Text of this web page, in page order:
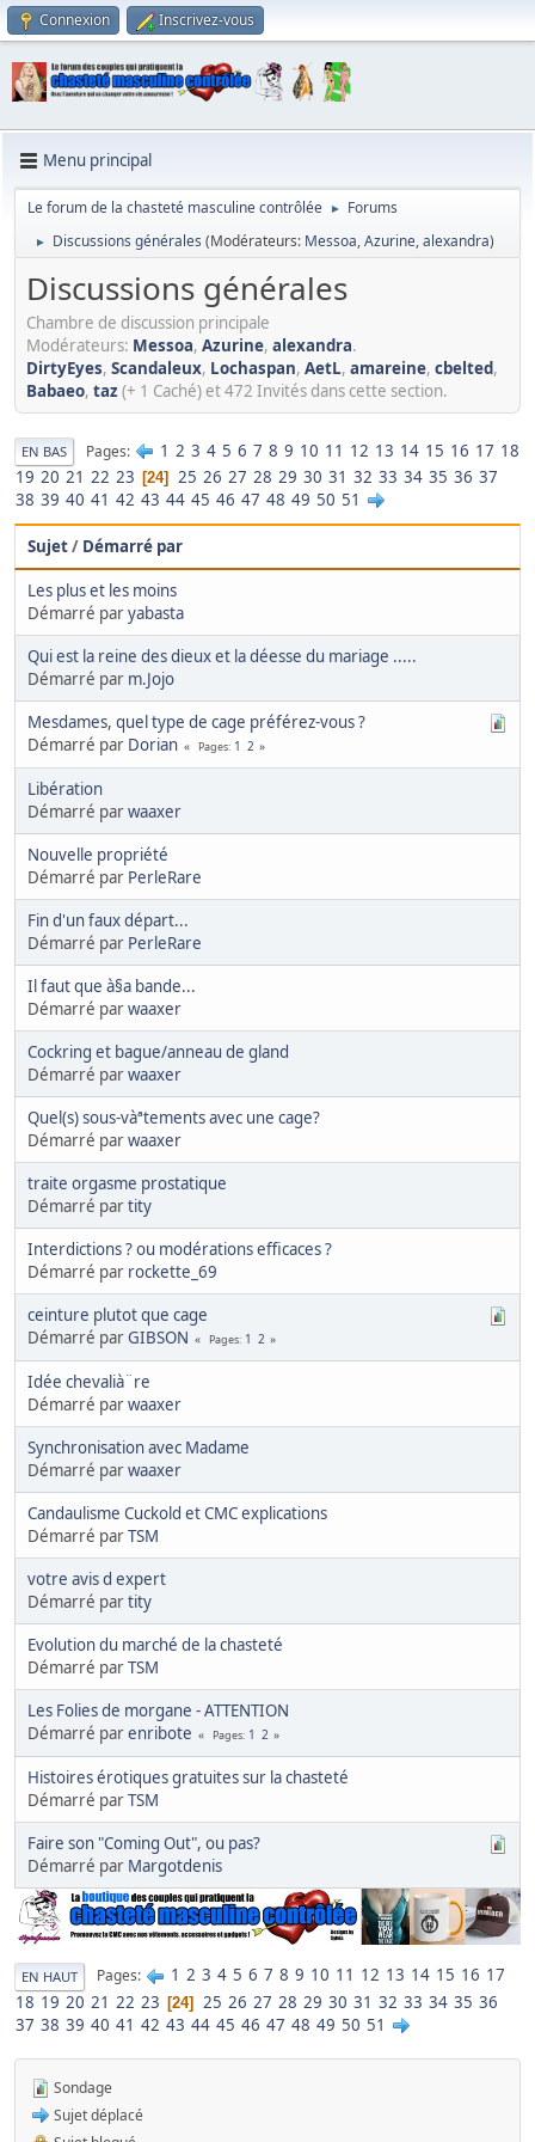
Connexion Inscrivez-vous
Menu principal
Le forum de la chasteté masculine contrôlée ► Forums
► Discussions générales (Modérateurs: Messoa,Azurine,alexandra)
Discussions générales
Chambre de discussion principale
Modérateurs: Messoa, Azurine, alexandra.
DirtyEyes, Scandaleux, Lochaspan, AetL, amareine, cbelted,
Babaeo, taz (+ 1 Caché) et 472 Invités dans cette section.
EN BAS Pages 1 2 3 4 5 6 7 8 9 10 11 12 13 14 15 16 17 18
19 20 21 22 23 24 25 26 27 28 29 30 31 32 33 34 35 36 37
38 39 40 41 42 43 44 45 46 47 48 49 50 51
Sujet/ Démarré par
Les plus et les moins
Démarré paryabasta
Qui est la reine des dieux et la déesse du mariage .....
Démarré par m.Jojo
Mesdames, quel type de cage préférez-vous ?
Démarré par Dorian Pages 1 2
Libération
Démarré parwaaxer
Nouvelle propriété
Démarré par PerleRare
Fin d'un faux départ...
Démarré par PerleRare
Il faut que à§a bande...
Démarré parwaaxer
Cockring et bague/anneau de gland
Démarré parwaaxer
Quel(s) sous-vàªtements avec une cage?
Démarré parwaaxer
traite orgasme prostatique
Démarré partity
Interdictions ? ou modérations efficaces ?
Démarré par rockette_69
ceinture plutot que cage
Démarré parGIBSON Pages 1 2
Idée chevalià¨re
Démarré parwaaxer
Synchronisation avec Madame
Démarré parwaaxer
Candaulisme Cuckold et CMC explications
Démarré parTSM
votre avis d expert
Démarré partity
Evolution du marché de la chasteté
Démarré parTSM
Les Folies de morgane - ATTENTION
Démarré parenribote Pages 1 2
Histoires érotiques gratuites sur la chasteté
Démarré parTSM
Faire son "Coming Out", ou pas?
Démarré par Margotdenis
EN HAUT Pages 1 2 3 4 5 6 7 8 9 10 11 12 13 14 15 16 17
18 19 20 21 22 23 24 25 26 27 28 29 30 31 32 33 34 35 36
37 38 39 40 41 42 43 44 45 46 47 48 49 50 51
Sondage
Sujet déplacé